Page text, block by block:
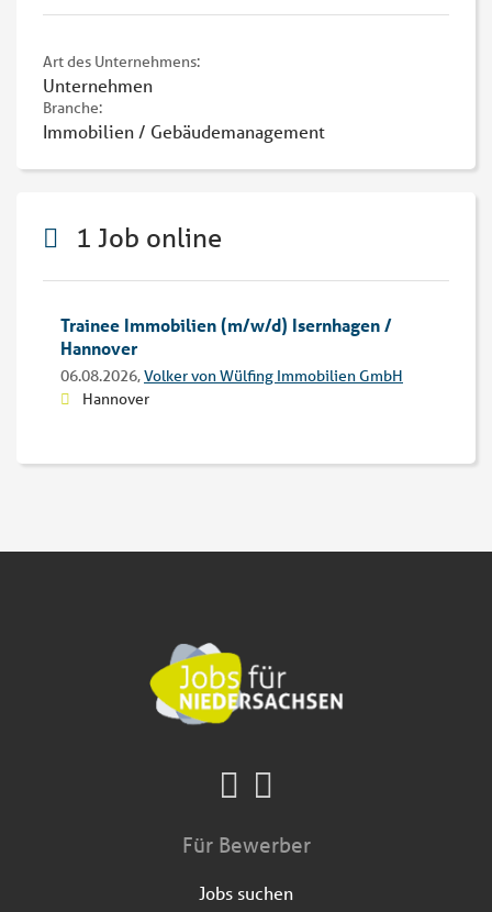
Art des Unternehmens:
Unternehmen
Branche:
Immobilien / Gebäudemanagement
1 Job online
Trainee Immobilien (m/w/d) Isernhagen /
Hannover
06.08.2026,Volker von Wülfing Immobilien GmbH
Hannover
Für Bewerber
Jobs suchen